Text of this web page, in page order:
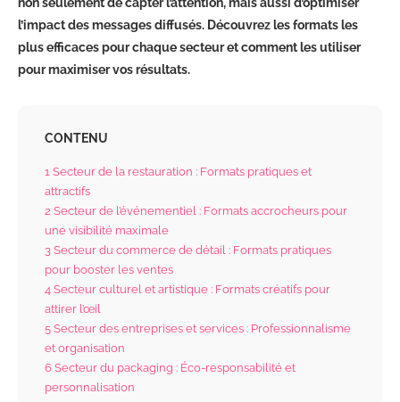
l’impact des messages diffusés. Découvrez les formats les
plus efficaces pour chaque secteur et comment les utiliser
pour maximiser vos résultats.
CONTENU
1 Secteur de la restauration : Formats pratiques et
attractifs
2 Secteur de l’événementiel : Formats accrocheurs pour
une visibilité maximale
3 Secteur du commerce de détail : Formats pratiques
pour booster les ventes
4 Secteur culturel et artistique : Formats créatifs pour
attirer l’œil
5Secteur des entreprises et services : Professionnalisme
et organisation
6Secteur du packaging : Éco-responsabilité et
personnalisation